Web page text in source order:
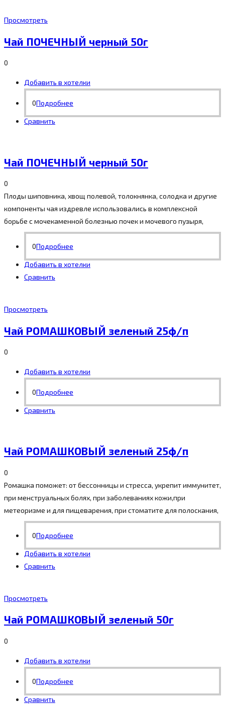
Просмотреть
Чай ПОЧЕЧНЫЙ черный 50г
0
Добавить в хотелки
0Подробнее
Сравнить
Чай ПОЧЕЧНЫЙ черный 50г
0
Плоды шиповника, хвощ полевой, толокнянка, солодка и другие
компоненты чая издревле использовались в комплексной
борьбе с мочекаменной болезнью почек и мочевого пузыря,
0Подробнее
Добавить в хотелки
Сравнить
Просмотреть
Чай РОМАШКОВЫЙ зеленый 25ф/п
0
Добавить в хотелки
0Подробнее
Сравнить
Чай РОМАШКОВЫЙ зеленый 25ф/п
0
Ромашка поможет: от бессонницы и стресса, укрепит иммунитет,
при менструальных болях, при заболеваниях кожи,при
метеоризме и для пищеварения, при стоматите для полоскания,
0Подробнее
Добавить в хотелки
Сравнить
Просмотреть
Чай РОМАШКОВЫЙ зеленый 50г
0
Добавить в хотелки
0Подробнее
Сравнить